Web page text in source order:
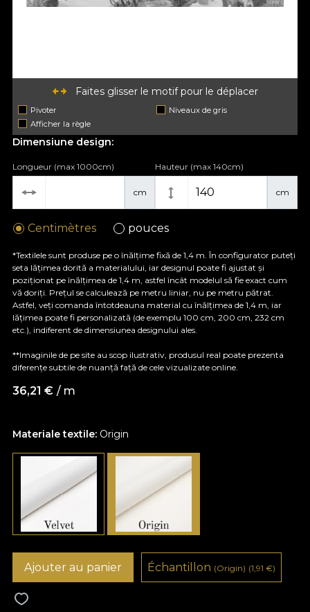
Faites glisser le motif pour le déplacer
Pivoter
Niveaux de gris
Afficher la règle
Materiale textile: Origin
Dimensiune design:
cm
Longueur (max 1000cm)
cm
Hauteur (max 140cm)
Centimètres pouces
*Textilele sunt produse pe o înălțime fixă de 1,4 m. În configurator puteți
seta lățimea dorită a materialului, iar designul poate fi ajustat și
poziționat pe înălțimea de 1,4 m, astfel încât modelul să fie exact cum
vă doriți. Prețul se calculează pe metru liniar, nu pe metru pătrat.
Astfel, veți comanda întotdeauna material cu înălțimea de 1,4 m, iar
lățimea poate fi personalizată (de exemplu 100 cm, 200 cm, 232 cm
etc.), indiferent de dimensiunea designului ales.
**Imaginile de pe site au scop ilustrativ, produsul real poate prezenta
diferențe subtile de nuanță față de cele vizualizate online.
36,21 € / m
Ajouter au panier Échantillon (Origin) (1,91 €)